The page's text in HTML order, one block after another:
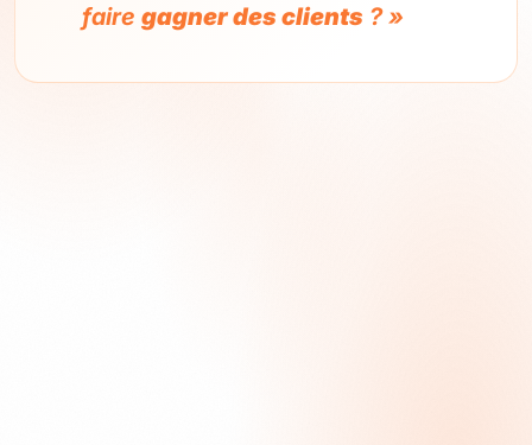
faire gagner des clients ? »